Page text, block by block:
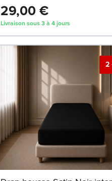
29,00 €
Livraison sous 3 à 4 jours
2